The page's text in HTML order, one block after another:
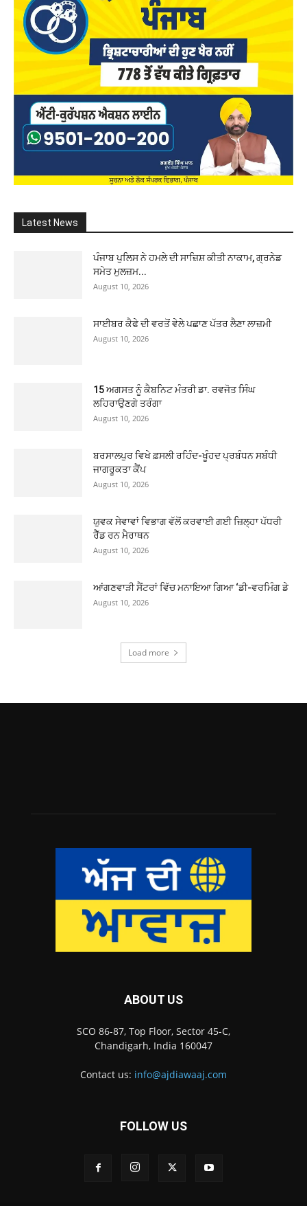
Latest News
ਪੰਜਾਬ ਪੁਲਿਸ ਨੇ ਹਮਲੇ ਦੀ ਸਾਜ਼ਿਸ਼ ਕੀਤੀ ਨਾਕਾਮ, ਗ੍ਰਨੇਡ
ਸਮੇਤ ਮੁਲਜ਼ਮ...
August 10, 2026
ਸਾਈਬਰ ਕੈਫੇ ਦੀ ਵਰਤੋਂ ਵੇਲੇ ਪਛਾਣ ਪੱਤਰ ਲੈਣਾ ਲਾਜ਼ਮੀ
August 10, 2026
15 ਅਗਸਤ ਨੂੰ ਕੈਬਨਿਟ ਮੰਤਰੀ ਡਾ. ਰਵਜੋਤ ਸਿੰਘ
ਲਹਿਰਾਉਣਗੇ ਤਰੰਗਾ
August 10, 2026
ਬਰਸਾਲਪੁਰ ਵਿਖੇ ਫ਼ਸਲੀ ਰਹਿੰਦ-ਖੂੰਹਦ ਪ੍ਰਬੰਧਨ ਸਬੰਧੀ
ਜਾਗਰੂਕਤਾ ਕੈਂਪ
August 10, 2026
ਯੁਵਕ ਸੇਵਾਵਾਂ ਵਿਭਾਗ ਵੱਲੋਂ ਕਰਵਾਈ ਗਈ ਜ਼ਿਲ੍ਹਾ ਪੱਧਰੀ
ਰੈੱਡ ਰਨ ਮੈਰਾਥਨ
August 10, 2026
ਆਂਗਣਵਾੜੀ ਸੈਂਟਰਾਂ ਵਿੱਚ ਮਨਾਇਆ ਗਿਆ ‘ਡੀ-ਵਰਮਿੰਗ ਡੇ
August 10, 2026
Load more
ABOUT US
SCO 86-87, Top Floor, Sector 45-C,
Chandigarh, India 160047
Contact us: info@ajdiawaaj.com
FOLLOW US